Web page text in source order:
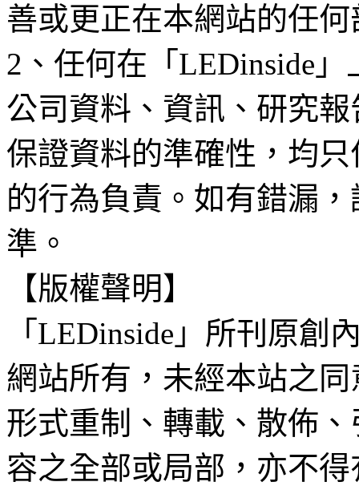
善或更正在本網站的任
2、任何在「LEDinside
公司資料、資訊、研究
保證資料的準確性，均
的行為負責。如有錯漏
準。
【版權聲明】
「LEDinside」所刊原創
網站所有，未經本站之
形式重制、轉載、散佈
容之全部或局部，亦不